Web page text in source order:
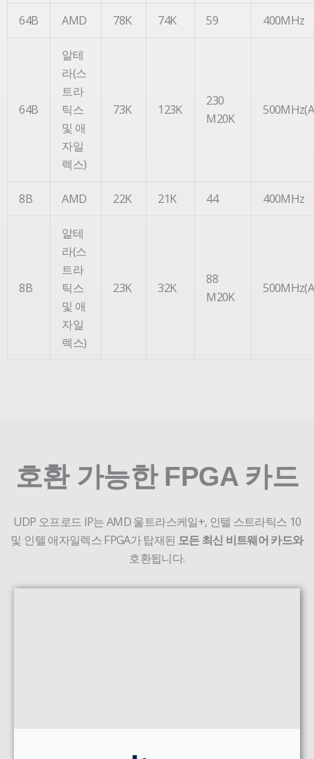
64B AMD 78K 74K 59 400MHz
64B
알테
라(스
트라
틱스
및 애
자일
렉스)
73K 123K
230
M20K
8B AMD 22K 21K 44 400MHz
8B
알테
라(스
트라
틱스
및 애
자일
렉스)
23K 32K
88
M20K
호환 가능한 FPGA 카드
UDP 오프로드 IP는 AMD 울트라스케일+, 인텔 스트라틱스 10
및 인텔 애자일렉스 FPGA가 탑재된 모든 최신 비트웨어 카드와
호환됩니다.